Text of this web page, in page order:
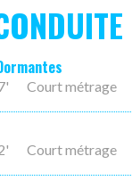
Court métrage
Court métrage